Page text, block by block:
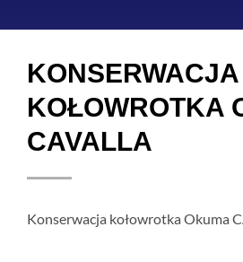
KONSERWACJA
KOŁOWROTKA
CAVALLA
Konserwacja kołowrotka Okuma